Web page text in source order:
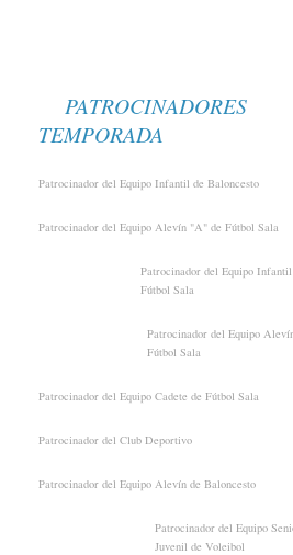
TEMPORADA
Patrocinador del Equipo Infantil de Baloncesto
Patrocinador del Equipo Alevín "A" de Fútbol Sala
Patrocinador del Equipo
Fútbol Sala
Patrocinador del Equipo
Fútbol Sala
Patrocinador del Equipo Cadete de Fútbol Sala
Patrocinador del Club Deportivo
Patrocinador del Equipo Alevín de Baloncesto
Patrocinador del Equipo
Juvenil de Voleibol